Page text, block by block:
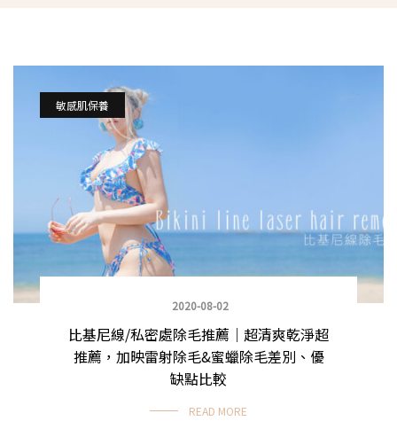
敏感肌保養
2020-08-02
比基尼線/私密處除毛推薦｜超清爽乾淨超
推薦，加映雷射除毛&蜜蠟除毛差別、優
缺點比較
READ MORE